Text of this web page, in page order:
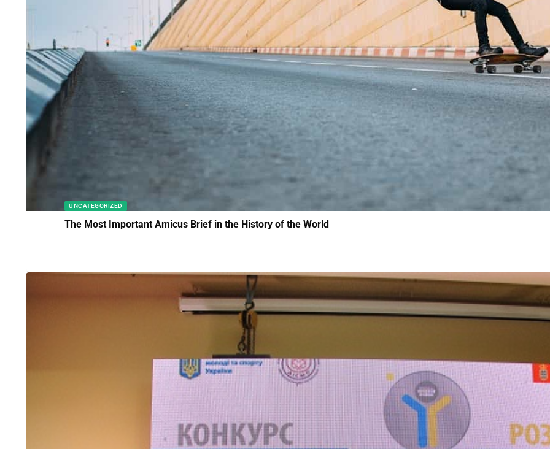
UNCATEGORIZED
The Most Important Amicus Brief in the History of the World